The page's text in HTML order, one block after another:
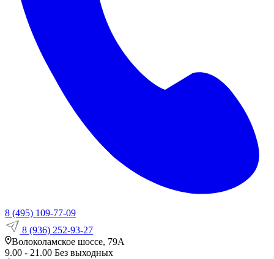
8 (495) 109-77-09
8 (936) 252-93-27
Волоколамское шоссе, 79А
9.00 - 21.00 Без выходных